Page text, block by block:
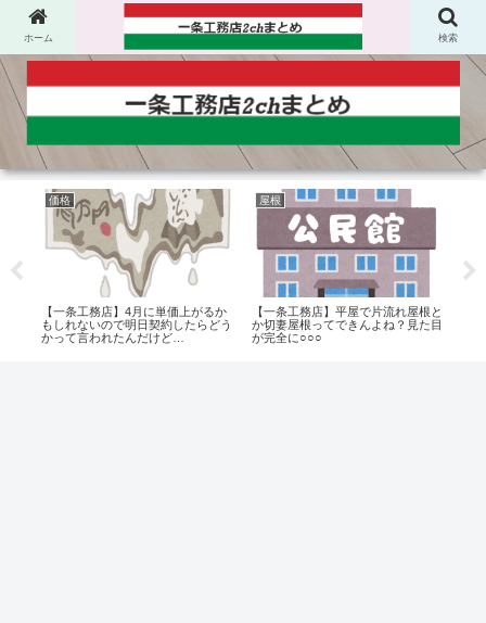
価格
【一条工務店】4月に単価上がるか
もしれないので明日契約したらどう
かって言われたんだけど…
屋根
【一条工務店】平屋で片流れ屋根と
か切妻屋根ってできんよね？見た目
が完全に○○○
ホーム 検索